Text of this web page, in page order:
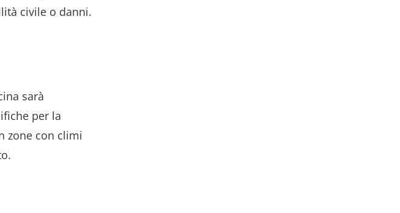
civile o danni.
sarà
per la
zone con climi